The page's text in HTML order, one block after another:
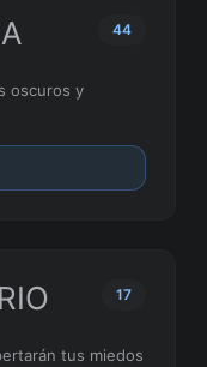
44
oscuros y
17
tus miedos